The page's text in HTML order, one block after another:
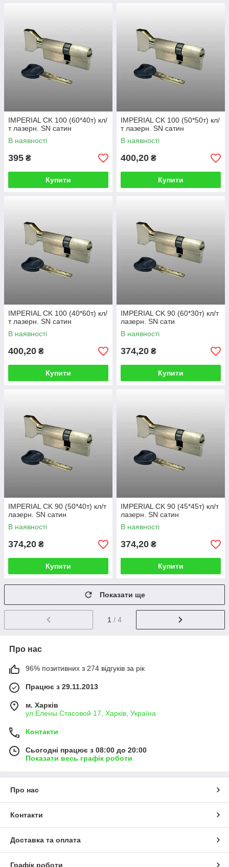
IMPERIAL CK 100 (60*40т) кл/
т лазерн. SN сатин
В наявності
395 ₴
Купити
IMPERIAL CK 100 (50*50т) кл/
т лазерн. SN сатин
В наявності
400,20 ₴
Купити
IMPERIAL CK 100 (40*60т) кл/
т лазерн. SN сатин
В наявності
400,20 ₴
Купити
IMPERIAL CK 90 (60*30т) кл/т
лазерн. SN сати
В наявності
374,20 ₴
Купити
IMPERIAL CK 90 (50*40т) кл/т
лазерн. SN сатин
В наявності
374,20 ₴
Купити
IMPERIAL CK 90 (45*45т) кл/т
лазерн. SN сатин
В наявності
374,20 ₴
Купити
Показати ще
1 / 4
Про нас
96% позитивних з 274 відгуків за рік
Працює з 29.11.2013
м. Харків
ул.Елены Стасовой 17, Харків, Україна
Контакти
Сьогодні працює з 08:00 до 20:00
Показати весь графік роботи
Про нас
Контакти
Доставка та оплата
Графік роботи